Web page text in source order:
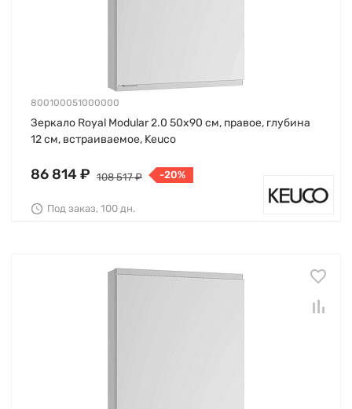
800100051000000
Зеркало Royal Modular 2.0 50х90 см, правое, глубина
12 см, встраиваемое, Keuco
86 814 ₽ 108 517 ₽ -20%
Под заказ, 100 дн.